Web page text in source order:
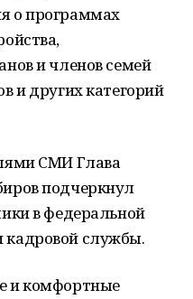
о программах
и членов семей
и других категорий
СМИ Глава
подчеркнул
в федеральной
службы.
и комфортные